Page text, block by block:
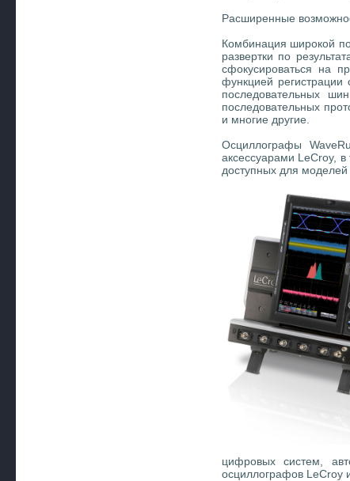
Расширенные
Комбинация широкой
развертки по
сфокусироваться на
функцией
последовательных
последовательных
и многие другие.
Осциллографы
аксессуарами LeCroy,
доступных для
цифровых систем,
осциллографов LeCroy